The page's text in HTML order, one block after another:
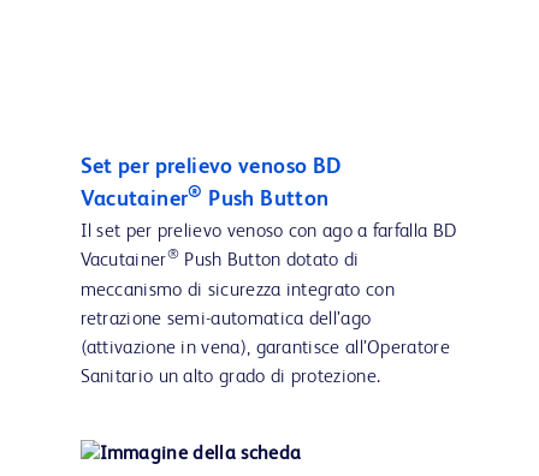
Set per prelievo venoso BD
Vacutainer® Push Button
Il set per prelievo venoso con ago a farfalla BD
Vacutainer®Push Button dotato di
meccanismo di sicurezza integrato con
retrazione semi-automatica dell’ago
(attivazione in vena), garantisce all’Operatore
Sanitario un alto grado di protezione.